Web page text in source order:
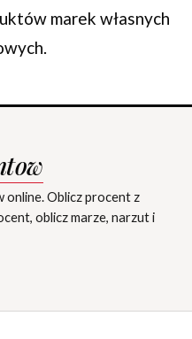
marek własnych
Oblicz procent z
oblicz marze, narzut i